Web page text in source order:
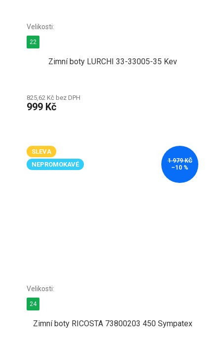
Zimní boty LURCHI 33-33005-35 Kev
825,62 Kč bez DPH
999 Kč
22
SLEVA
NEPROMOKAVÉ
1 979 KČ
–10 %
Zimní boty RICOSTA 73800203 450 Sympatex
24